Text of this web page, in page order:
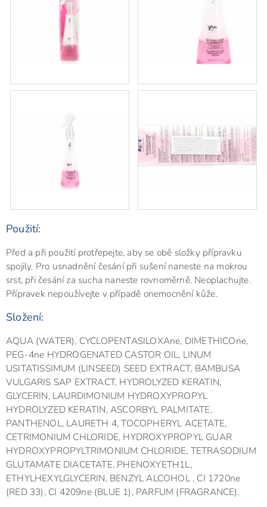
Použití:
Před a při použití protřepejte, aby se obě složky přípravku
spojily. Pro usnadnění česání při sušení naneste na mokrou
srst, při česání za sucha naneste rovnoměrně. Neoplachujte.
Přípravek nepoužívejte v případě onemocnění kůže.
Složení:
AQUA (WATER), CYCLOPENTASILOXAne, DIMETHICOne,
PEG-4ne HYDROGENATED CASTOR OIL, LINUM
USITATISSIMUM (LINSEED) SEED EXTRACT, BAMBUSA
VULGARIS SAP EXTRACT, HYDROLYZED KERATIN,
GLYCERIN, LAURDIMONIUM HYDROXYPROPYL
HYDROLYZED KERATIN, ASCORBYL PALMITATE,
PANTHENOL, LAURETH 4, TOCOPHERYL ACETATE,
CETRIMONIUM CHLORIDE, HYDROXYPROPYL GUAR
HYDROXYPROPYLTRIMONIUM CHLORIDE, TETRASODIUM
GLUTAMATE DIACETATE, PHENOXYETH1L,
ETHYLHEXYLGLYCERIN, BENZYL ALCOHOL , CI 1720ne
(RED 33), CI 4209ne (BLUE 1), PARFUM (FRAGRANCE).